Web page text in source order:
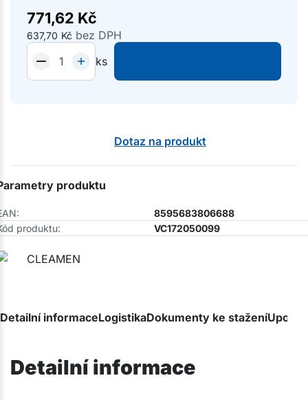
771,62 Kč
637,70 Kč bez DPH
ks
Dotaz na produkt
produktu
8595683806688
produktu:
VC172050099
Detailní informaceLogistikaDokumenty ke stažení
Detailní informace